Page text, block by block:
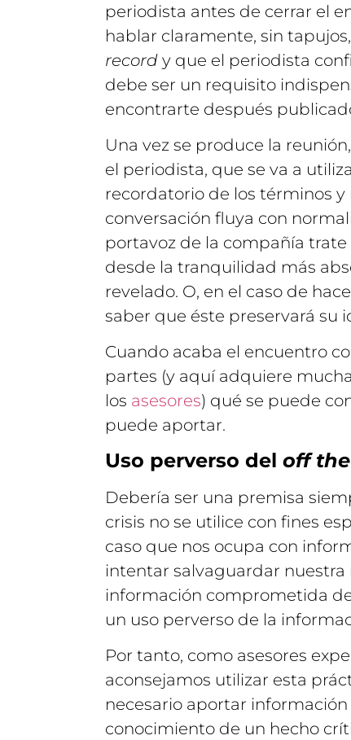
periodista antes de cerrar el
hablar claramente, sin
recordy que el periodista
debe ser un requisito
encontrarte después
Una vez se produce la
el periodista, que se va a
recordatorio de los términos y
conversación fluya con
portavoz de la compañía
desde la tranquilidad más
revelado. O, en el caso de
saber que éste preservará su
Cuando acaba el encuentro
partes (y aquí adquiere
los asesores) qué se puede
puede aportar.
Uso perverso del off
Debería ser una premisa
crisis no se utilice con fines
caso que nos ocupa con
intentar salvaguardar
información comprometida
un uso perverso de la
Por tanto, como asesores
aconsejamos utilizar esta
necesario aportar
conocimiento de un hecho